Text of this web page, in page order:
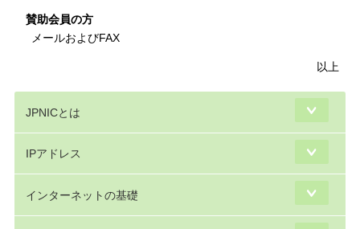
賛助会員の方
メールおよびFAX
以上
JPNICとは
IPアドレス
インターネットの基礎